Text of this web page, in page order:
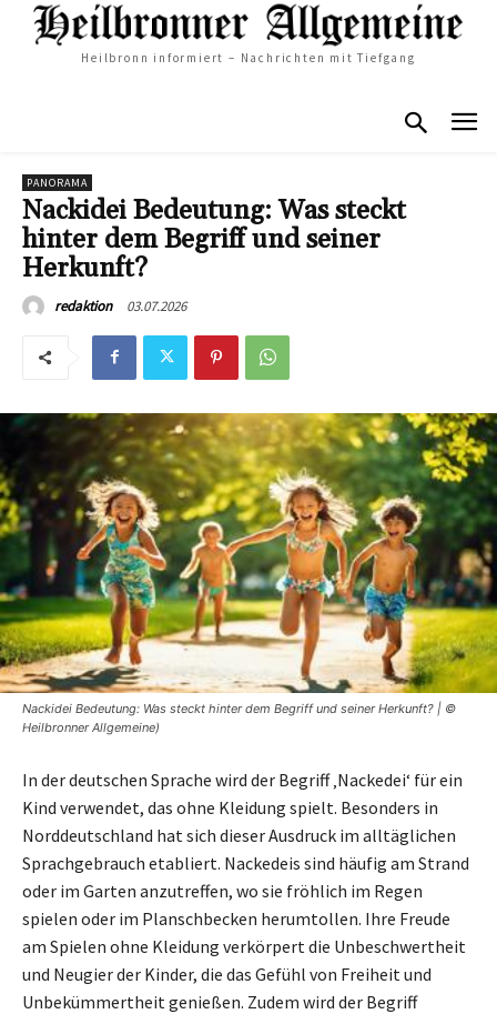
Heilbronn informiert – Nachrichten mit Tiefgang
PANORAMA
Nackidei Bedeutung: Was steckt
hinter dem Begriff und seiner
Herkunft?
redaktion 03.07.2026
Nackidei Bedeutung: Was steckt hinter dem Begriff und seiner Herkunft? | ©
Heilbronner Allgemeine)
In der deutschen Sprache wird der Begriff ‚Nackedei‘ für ein
Kind verwendet, das ohne Kleidung spielt. Besonders in
Norddeutschland hat sich dieser Ausdruck im alltäglichen
Sprachgebrauch etabliert. Nackedeis sind häufig am Strand
oder im Garten anzutreffen, wo sie fröhlich im Regen
spielen oder im Planschbecken herumtollen. Ihre Freude
am Spielen ohne Kleidung verkörpert die Unbeschwertheit
und Neugier der Kinder, die das Gefühl von Freiheit und
Unbekümmertheit genießen. Zudem wird der Begriff